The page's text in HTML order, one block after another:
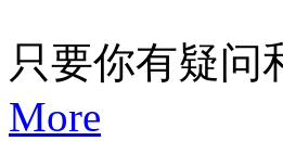
只要你有疑问
More